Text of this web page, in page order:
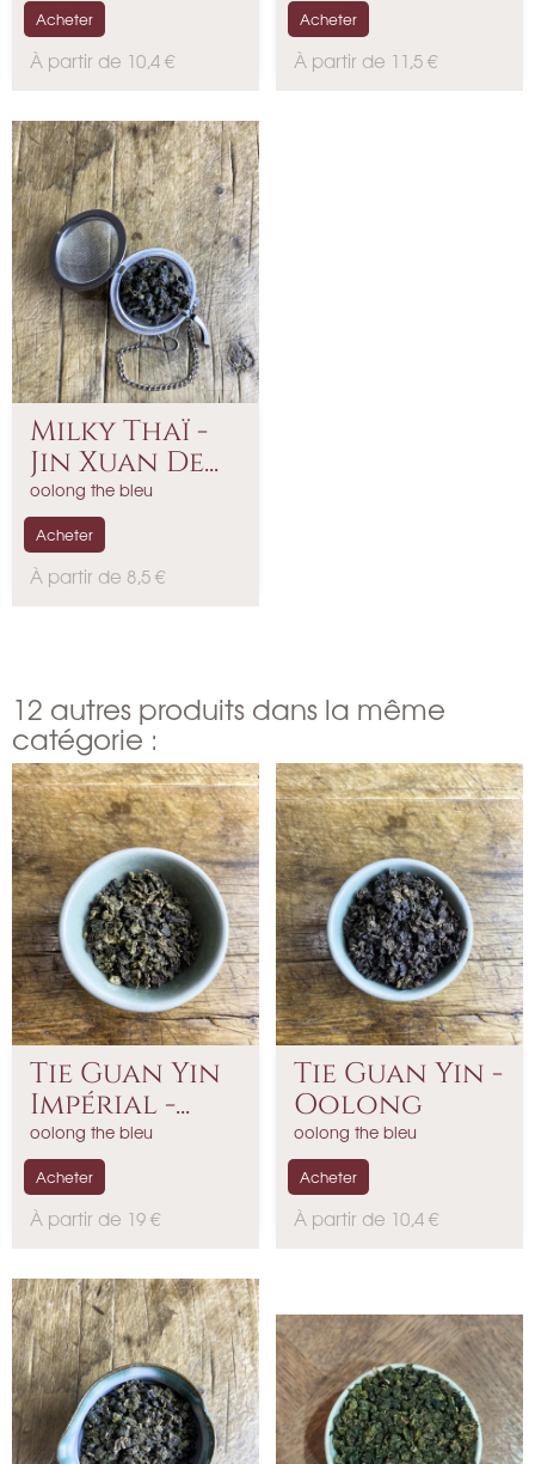
P
x
À partir de 10,4 €
Acheter
P
À partir de 11,5 €
Acheter
Milky Thaï -
Jin Xuan De...
oolong the bleu
P
À partir de 8,5 €
Acheter
12 autres produits dans la même
catégorie :
Tie Guan Yin
Impérial -...
oolong the bleu
P
x
À partir de 19 €
Acheter
Tie Guan Yin -
Oolong
oolong the bleu
P
À partir de 10,4 €
Acheter